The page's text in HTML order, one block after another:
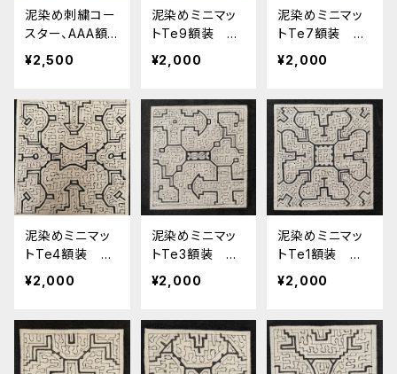
泥染め刺繍コー
スター、AAA額
装用緑 17cm-
2 シピボ族の泥
ア雑貨 先住民
の工芸 民藝
¥2,500
泥染めミニマッ
トTe9額装 シ
ピボ族の泥染
め 南米アマゾ
伝統工芸 スピ
リチュアル
¥2,000
泥染めミニマッ
トTe7額装 シ
ピボ族の泥染
め 南米アマゾ
伝統工芸 スピ
リチュアル
¥2,000
泥染めミニマッ
トTe4額装 シ
ピボ族の泥染
め 南米アマゾ
伝統工芸 スピ
リチュアル
¥2,000
泥染めミニマッ
トTe3額装 シ
ピボ族の泥染
め 南米アマゾ
伝統工芸 スピ
リチュアル
¥2,000
泥染めミニマッ
トTe1額装 シ
ピボ族の泥染
め 南米アマゾ
伝統工芸 スピ
リチュアル
¥2,000